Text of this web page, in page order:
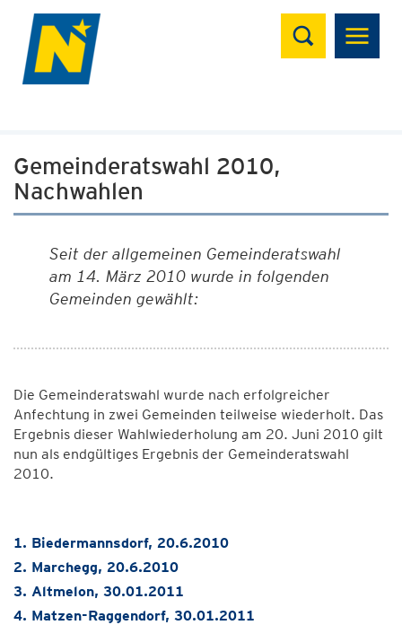
Suchen
Gemeinderatswahl 2010,
Nachwahlen
Seit der allgemeinen Gemeinderatswahl
am 14. März 2010 wurde in folgenden
Gemeinden gewählt:
Die Gemeinderatswahl wurde nach erfolgreicher
Anfechtung in zwei Gemeinden teilweise wiederholt. Das
Ergebnis dieser Wahlwiederholung am 20. Juni 2010 gilt
nun als endgültiges Ergebnis der Gemeinderatswahl
2010.
1. Biedermannsdorf, 20.6.2010
2. Marchegg, 20.6.2010
3. Altmelon, 30.01.2011
4. Matzen-Raggendorf, 30.01.2011